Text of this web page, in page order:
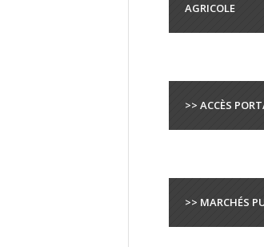
AGRICOLE
>> ACCÈS
>> MARCHÉS